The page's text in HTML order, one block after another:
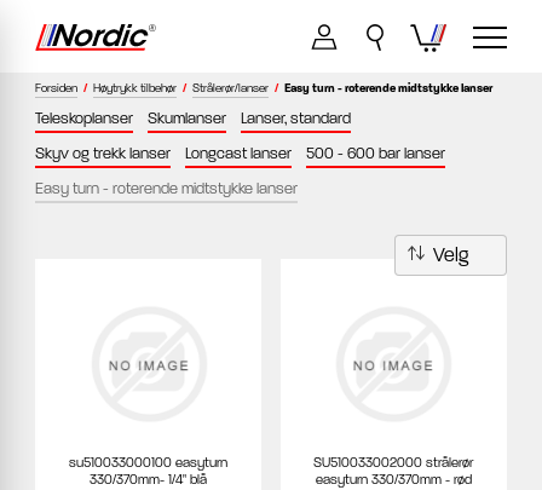
Forsiden / Høytrykk tilbehør / Strålerør/lanser / Easy turn - roterende midtstykke lanser
Teleskoplanser Skumlanser
Lanser, standard
Skyv og trekk lanser
Longcast lanser
500 - 600 bar lanser
Easy turn - roterende midtstykke lanser
su510033000100 easyturn
330/370mm- 1/4" blå
SU510033002000 strålerør
easyturn 330/370mm - rød